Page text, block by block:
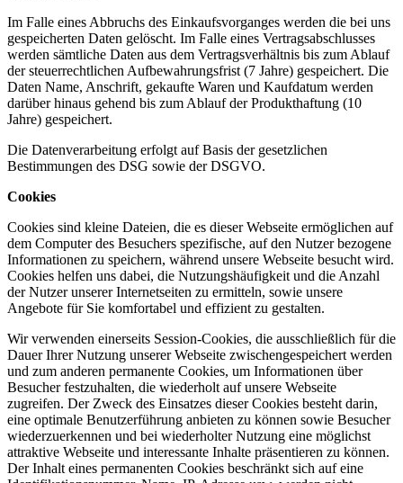
Im Falle eines Abbruchs des Einkaufsvorganges werden die bei uns
gespeicherten Daten gelöscht. Im Falle eines Vertragsabschlusses
werden sämtliche Daten aus dem Vertragsverhältnis bis zum Ablauf
der steuerrechtlichen Aufbewahrungsfrist (7 Jahre) gespeichert. Die
Daten Name, Anschrift, gekaufte Waren und Kaufdatum werden
darüber hinaus gehend bis zum Ablauf der Produkthaftung (10
Jahre) gespeichert.
Die Datenverarbeitung erfolgt auf Basis der gesetzlichen
Bestimmungen des DSG sowie der DSGVO.
Cookies
Cookies sind kleine Dateien, die es dieser Webseite ermöglichen auf
dem Computer des Besuchers spezifische, auf den Nutzer bezogene
Informationen zu speichern, während unsere Webseite besucht wird.
Cookies helfen uns dabei, die Nutzungshäufigkeit und die Anzahl
der Nutzer unserer Internetseiten zu ermitteln, sowie unsere
Angebote für Sie komfortabel und effizient zu gestalten.
Wir verwenden einerseits Session-Cookies, die ausschließlich für die
Dauer Ihrer Nutzung unserer Webseite zwischengespeichert werden
und zum anderen permanente Cookies, um Informationen über
Besucher festzuhalten, die wiederholt auf unsere Webseite
zugreifen. Der Zweck des Einsatzes dieser Cookies besteht darin,
eine optimale Benutzerführung anbieten zu können sowie Besucher
wiederzuerkennen und bei wiederholter Nutzung eine möglichst
attraktive Webseite und interessante Inhalte präsentieren zu können.
Der Inhalt eines permanenten Cookies beschränkt sich auf eine